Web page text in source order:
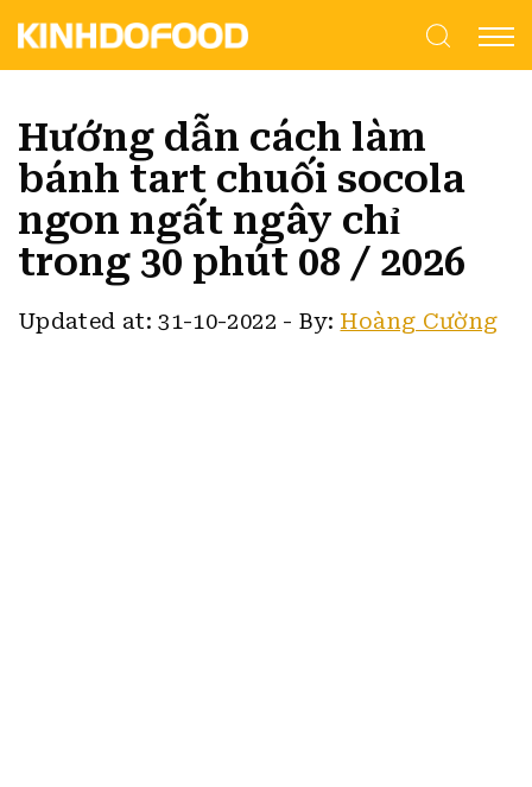
Hướng dẫn cách làm
bánh tart chuối socola
ngon ngất ngây chỉ
trong 30 phút 08 / 2026
Updated at: 31-10-2022 -By: Hoàng Cường